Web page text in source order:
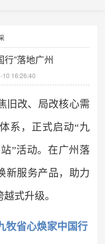
行”落地广州
10 16:26:40
旧改、局改核心需
系，正式启动“九
”活动。在广州落
新服务产品，助力
式升级。
省心焕家中国行